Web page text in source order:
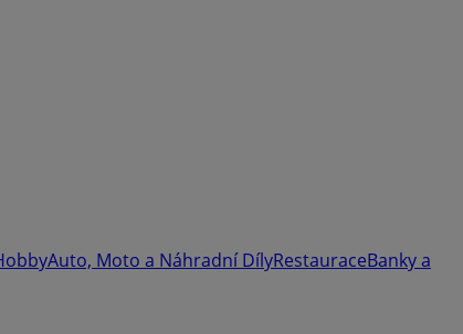
Auto, Moto a Náhradní DílyRestauraceBanky a